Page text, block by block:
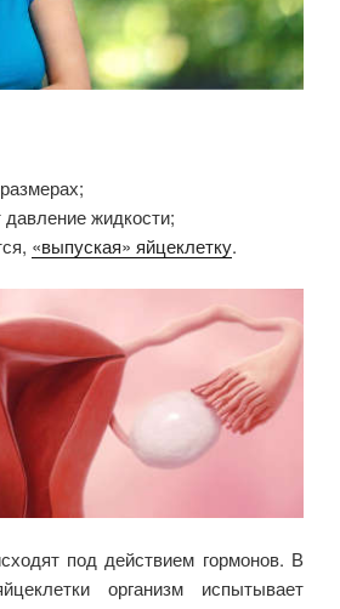
давление жидкости;
«выпуская» яйцеклетку.
под действием гормонов. В
организм испытывает